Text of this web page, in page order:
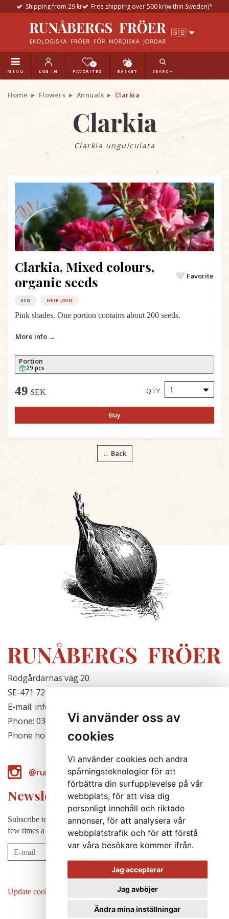
Vi använder oss av
cookies
Vi använder cookies och andra
spårningsteknologier för att
förbättra din surfupplevelse på vår
webbplats, för att visa dig
personligt innehåll och riktade
annonser, för att analysera vår
webbplatstrafik och för att förstå
var våra besökare kommer ifrån.
Jag accepterar
Jag avböjer
Ändra mina inställningar
Shipping from 29 kr Free shipping over 500 kr(within Sweden)*
MENU LOG IN
0
FAVORITES
0
BASKET SEARCH
Home Flowers Annuals Clarkia
Clarkia
Clarkia unguiculata
Clarkia, Mixed colours,
organic seeds
Favorite
ECO HEIRLOOM
Pink shades. One portion contains about 200 seeds.
More info →
Portion
29 pcs
49 SEK QTY
Buy
← Back
Rödgårdarnas väg 20
SE-471 72 Hjälteby, Sweden
E-mail: info@runabergsfroer.se
Phone: 0303-777140
Phone hours: Closed for the season
@runabergsfroer
Newsletter
Subscribe to our newsletter to receive news, cultivation tips etc. a
few times a year (in swedish).
Subscribe
Update cookies preferences